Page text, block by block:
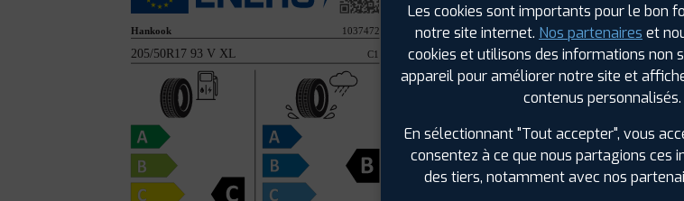
Largeur :205
Hauteur :50
Diamètre :17
Charge :93
Bruit de roulement externe : 69
Résistance au roulement :
Adhérence sur sol mouillé : B
Code EAN :
Les cookies sont importants pour le bon
notre site internet. Nos partenaires et
cookies et utilisons des informations non
appareil pour améliorer notre site et
contenus personnalisés.
En sélectionnant "Tout accepter", vous
consentez à ce que nous partagions ces
des tiers, notamment avec nos